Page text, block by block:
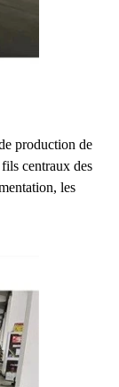
production de
centraux des
les